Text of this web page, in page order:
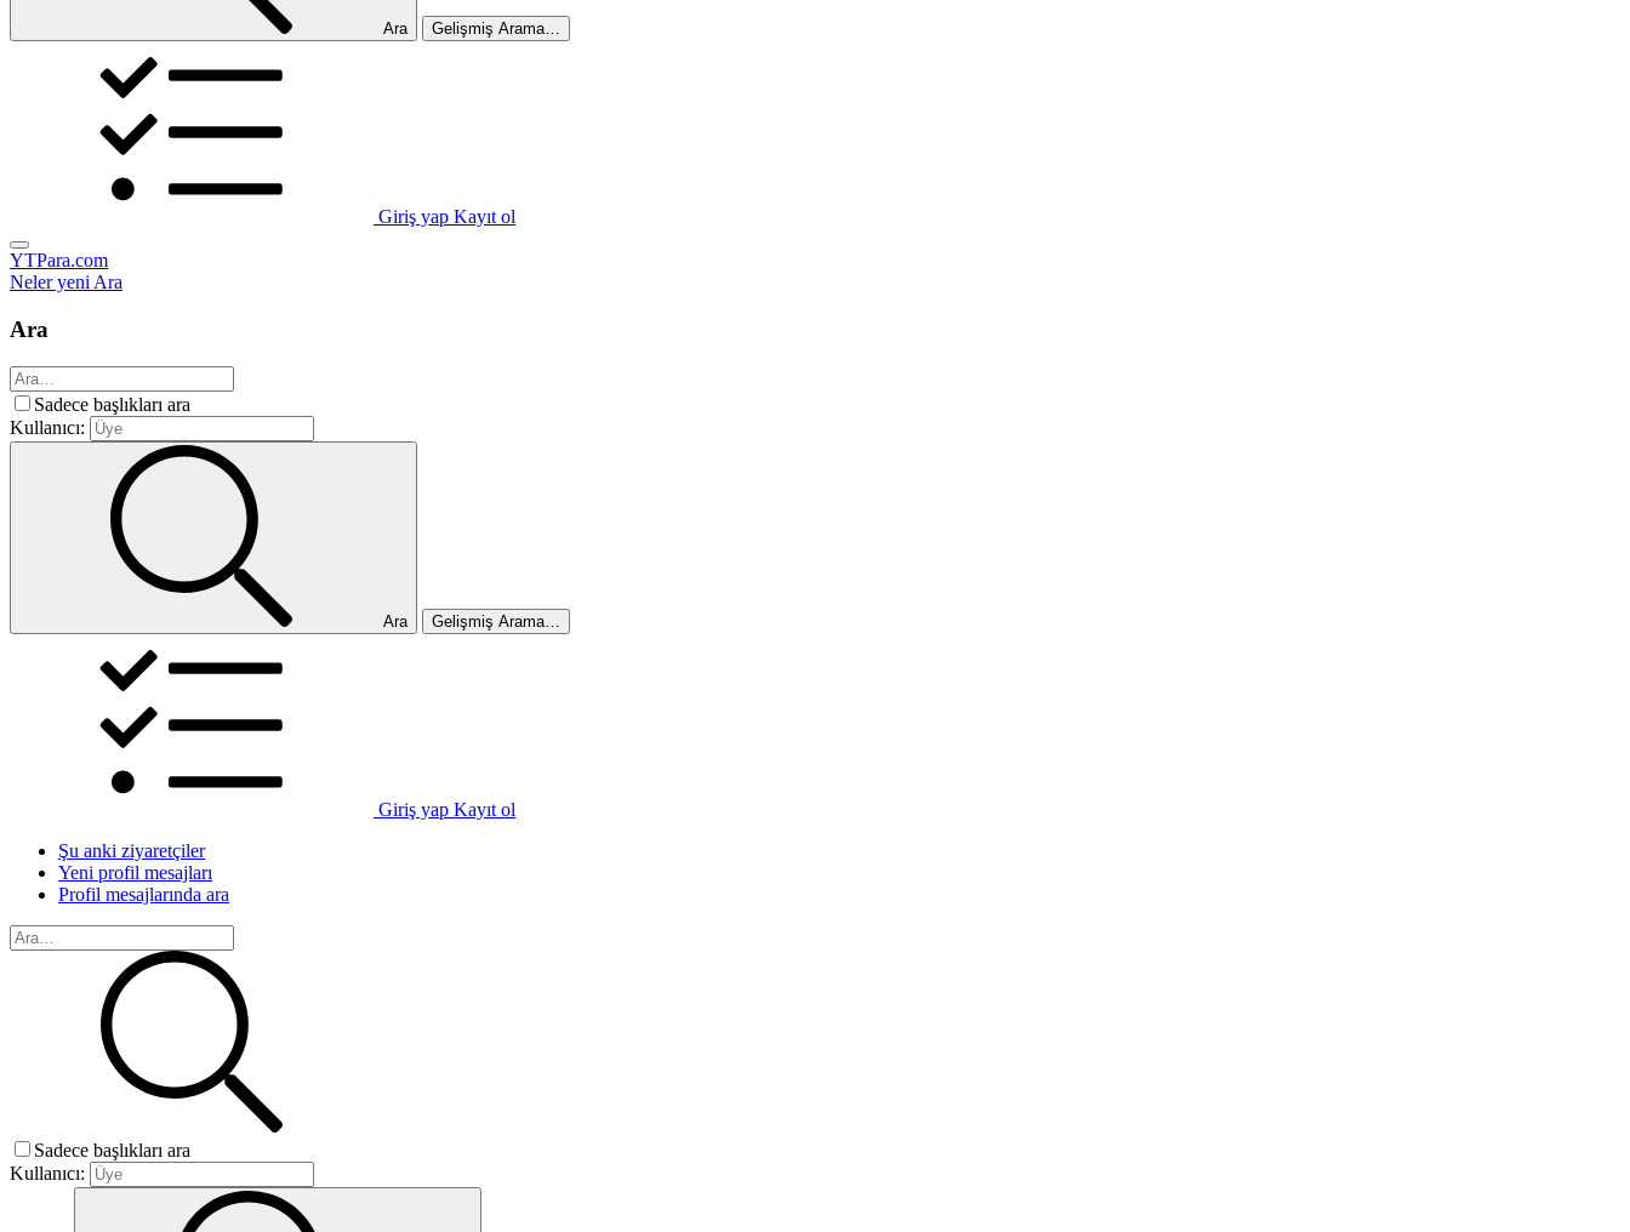
Ara Gelişmiş Arama…
Giriş yap Kayıt ol
YTPara.com
Neler yeniAra
Ara
Sadece başlıkları ara
Kullanıcı:
Ara Gelişmiş Arama…
Giriş yap Kayıt ol
Şu anki ziyaretçiler
Yeni profil mesajları
Profil mesajlarında ara
Sadece başlıkları ara
Kullanıcı: